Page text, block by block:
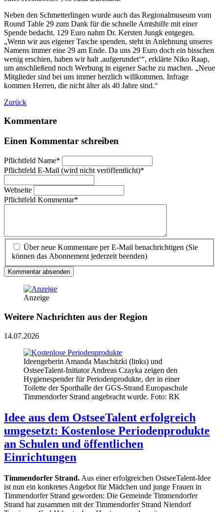
Neben den Schmetterlingen wurde auch das Regionalmuseum vom
Round Table 29 zum Dank für die schnelle Amtshilfe mit einer
Spende bedacht. 129 Euro nahm Dr. Kersten Jungk entgegen.
„Wenn wir aus eigener Tasche spenden, steht in Anlehnung unseres
Namens immer eine 29 am Ende. Da uns 29 Euro doch ein bisschen
wenig erschien, haben wir halt ,aufgerundet‘“, erklärte Niko Raap,
um anschließend noch Werbung in eigener Sache zu machen. „Neue
Mitglieder sind bei uns immer herzlich willkommen. Infrage
kommen Herren, die nicht älter als 40 Jahre sind.“
Zurück
Kommentare
Einen Kommentar schreiben
Pflichtfeld Name*
Pflichtfeld E-Mail (wird nicht veröffentlicht)*
Webseite
Pflichtfeld Kommentar*
Über neue Kommentare per E-Mail benachrichtigen (Sie
können das Abonnement jederzeit beenden)
Kommentar absenden
Anzeige
Weitere Nachrichten aus der Region
14.07.2026
Ideengeberin Amanda Maschitzki (links) und
OstseeTalent-Initiator Andreas Czayka zeigen den
Hygienespender für Periodenprodukte, der in einer
Toilette der Sporthalle der GGS-Strand Europaschule
Timmendorfer Strand angebracht wurde. Foto: RK
Idee aus dem OstseeTalent erfolgreich
umgesetzt: Kostenlose Periodenprodukte
an Schulen und öffentlichen
Einrichtungen
Timmendorfer Strand. Aus einer erfolgreichen OstseeTalent-Idee
ist nun ein konkretes Angebot für Mädchen und junge Frauen in
Timmendorfer Strand geworden: Die Gemeinde Timmendorfer
Strand hat zusammen mit der Timmendorfer Strand Niendorf